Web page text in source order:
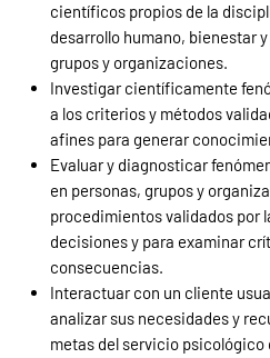
científicos propios de la
desarrollo humano, bienestar
grupos y organizaciones.
Investigar científicamente
a los criterios y métodos
afines para generar
Evaluar y diagnosticar
en personas, grupos y
procedimientos validados por
decisiones y para examinar
consecuencias.
Interactuar con un cliente
analizar sus necesidades y
metas del servicio psicológico